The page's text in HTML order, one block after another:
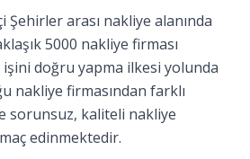
Şehirler arası nakliye alanında
5000 nakliye firması
doğru yapma ilkesi yolunda
nakliye firmasından farklı
sorunsuz, kaliteli nakliye
edinmektedir.